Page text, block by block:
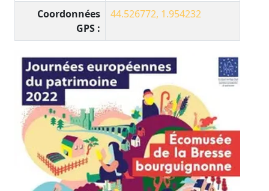
Coordonnées
GPS :
44.526772, 1.954232